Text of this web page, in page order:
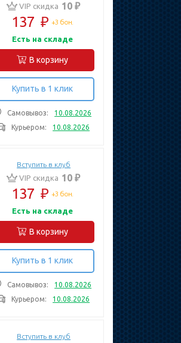
VIP скидка 10 ₽
137 ₽ +3 бон.
Есть на складе
В корзину
Купить в 1 клик
Самовывоз:
10.08.2026
Курьером:
10.08.2026
Вступить в клуб
VIP скидка 10 ₽
137 ₽ +3 бон.
Есть на складе
В корзину
Купить в 1 клик
Самовывоз:
10.08.2026
Курьером:
10.08.2026
Вступить в клуб